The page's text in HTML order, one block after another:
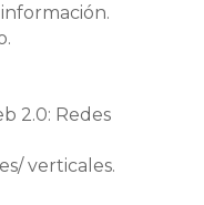
2.0: Redes
verticales.